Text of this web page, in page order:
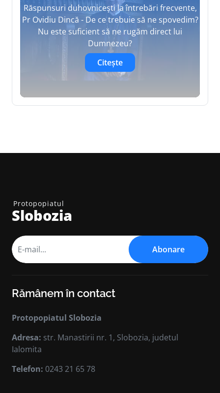
Răspunsuri duhovnicești la întrebări frecvente,
Pr Ovidiu Dincă - De ce trebuie să ne spovedim?
Nu este suficient să ne rugăm direct lui
Dumnezeu?
Citește
Protopopiatul
Slobozia
Abonare
Rămânem în contact
Protopopiatul Slobozia
Adresa: str. Manastirii nr. 1, Slobozia, judetul
Ialomita
Telefon: 0243 21 65 78